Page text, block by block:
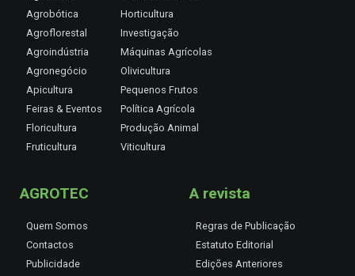
Agrobótica
Agroflorestal
Agroindústria
Agronegócio
Apicultura
Feiras & Eventos
Floricultura
Fruticultura
Horticultura
Investigação
Máquinas Agrícolas
Olivicultura
Pequenos Frutos
Política Agrícola
Produção Animal
Viticultura
AGROTEC
Quem Somos
Contactos
Publicidade
A revista
Regras de Publicação
Estatuto Editorial
Edições Anteriores